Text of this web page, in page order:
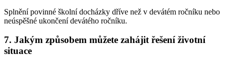
Splnění povinné školní docházky dříve než v devátém ročníku nebo
neúspěšné ukončení devátého ročníku.
7. Jakým způsobem můžete zahájit řešení životní
situace